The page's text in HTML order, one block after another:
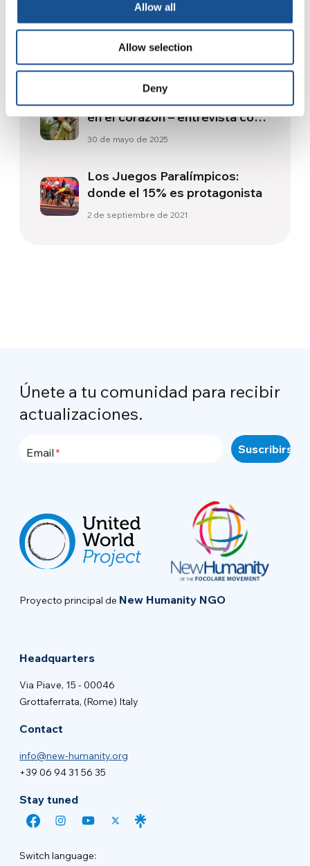
Allow all
Allow selection
Deny
Día Internacional de la
Educación | Premio Mundial de
24 de enero de 2024
Cuando la TV tiene el planeta
en el corazón – entrevista con
Olivella Foresta
30 de mayo de 2025
Los Juegos Paralímpicos:
donde el 15% es protagonista
2 de septiembre de 2021
Únete a tu comunidad para recibir
actualizaciones.
Email
Proyecto principal de New Humanity NGO
Headquarters
Via Piave, 15 - 00046
Grottaferrata, (Rome) Italy
Contact
info@new-humanity.org
+39 06 94 31 56 35
Stay tuned
Switch language: